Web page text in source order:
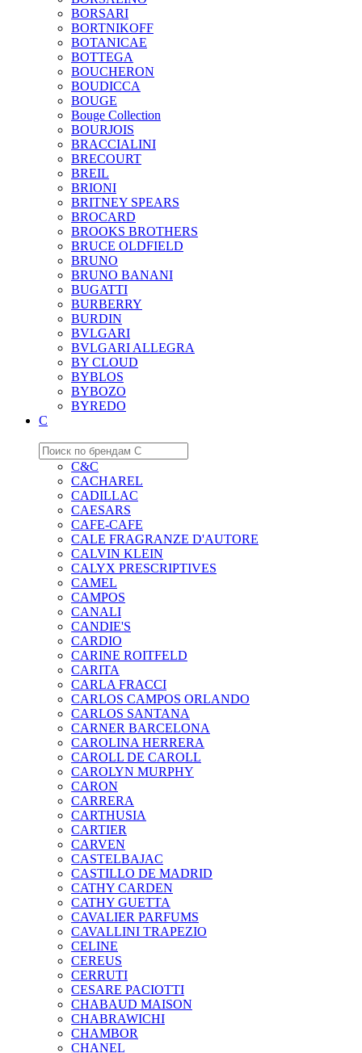
BORSARI
BORTNIKOFF
BOTANICAE
BOTTEGA
BOUCHERON
BOUDICCA
BOUGE
Bouge Collection
BOURJOIS
BRACCIALINI
BRECOURT
BREIL
BRIONI
BRITNEY SPEARS
BROCARD
BROOKS BROTHERS
BRUCE OLDFIELD
BRUNO
BRUNO BANANI
BUGATTI
BURBERRY
BURDIN
BVLGARI
BVLGARI ALLEGRA
BY CLOUD
BYBLOS
BYBOZO
BYREDO
C
C&C
CACHAREL
CADILLAC
CAESARS
CAFE-CAFE
CALE FRAGRANZE D'AUTORE
CALVIN KLEIN
CALYX PRESCRIPTIVES
CAMEL
CAMPOS
CANALI
CANDIE'S
CARDIO
CARINE ROITFELD
CARITA
CARLA FRACCI
CARLOS CAMPOS ORLANDO
CARLOS SANTANA
CARNER BARCELONA
CAROLINA HERRERA
CAROLL DE CAROLL
CAROLYN MURPHY
CARON
CARRERA
CARTHUSIA
CARTIER
CARVEN
CASTELBAJAC
CASTILLO DE MADRID
CATHY CARDEN
CATHY GUETTA
CAVALIER PARFUMS
CAVALLINI TRAPEZIO
CELINE
CEREUS
CERRUTI
CESARE PACIOTTI
CHABAUD MAISON
CHABRAWICHI
CHAMBOR
CHANEL